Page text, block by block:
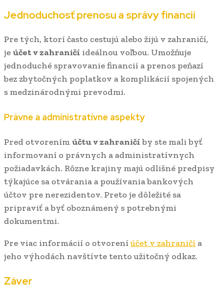
Jednoduchosť prenosu a správy financií
Pre tých, ktorí často cestujú alebo žijú v zahraničí,
je účet v zahraničí ideálnou voľbou. Umožňuje
jednoduché spravovanie financií a prenos peňazí
bez zbytočných poplatkov a komplikácií spojených
s medzinárodnými prevodmi.
Právne a administratívne aspekty
Pred otvorením účtu v zahraničíby ste mali byť
informovaní o právnych a administratívnych
požiadavkách. Rôzne krajiny majú odlišné predpisy
týkajúce sa otvárania a používania bankových
účtov pre nerezidentov. Preto je dôležité sa
pripraviť a byť oboznámený s potrebnými
dokumentmi.
Pre viac informácií o otvoreníúčet v zahraničí a
jeho výhodách navštívte tento užitočný odkaz.
Záver